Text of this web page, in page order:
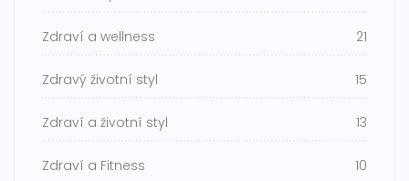
Zdraví a wellness 21
Zdravý životní styl 15
Zdraví a životní styl 13
Zdraví a Fitness 10